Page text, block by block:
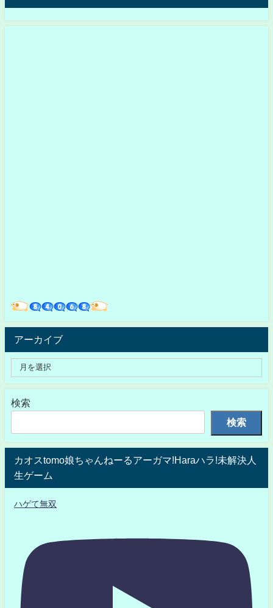
アーカイブ
検索
検索
カオスtomo娘ちゃんねーるアーガマ!Haraハラ!未解決人
生ゲーム
ハゲて無双